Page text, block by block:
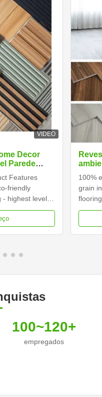
VIDEO
Decor
Parede
Features
friendly
highest level)
Material Wood
100%
grain
100~120+
empregados